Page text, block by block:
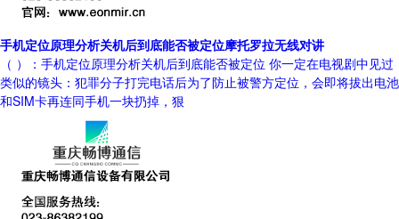
手机定位原理分析关机后到底能否被定位摩托罗拉无线对讲
（ ）：手机定位原理分析关机后到底能否被定位 你一定在电视剧中见过
类似的镜头：犯罪分子打完电话后为了防止被警方定位，会即将拔出电池
和SIM卡再连同手机一块扔掉，狠